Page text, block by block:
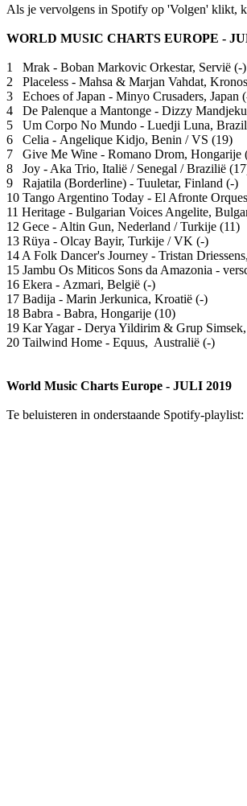
Als je vervolgens in Spotify op 'Volgen' klikt,
WORLD MUSIC CHARTS EUROPE -
1 Mrak - Boban Markovic Orkestar, Servië (-)
2 Placeless - Mahsa & Marjan Vahdat,
3 Echoes of Japan - Minyo Crusaders, Japan
4 De Palenque a Mantonge - Dizzy
5 Um Corpo No Mundo - Luedji Luna,
6 Celia - Angelique Kidjo, Benin / VS (19)
7 Give Me Wine - Romano Drom, Hongarije
8 Joy - Aka Trio, Italië / Senegal / Brazilië
9 Rajatila (Borderline) - Tuuletar, Finland (-)
10 Tango Argentino Today - El Afronte
11 Heritage - Bulgarian Voices Angelite,
12 Gece - Altin Gun, Nederland / Turkije (11)
13 Rüya - Olcay Bayir, Turkije / VK (-)
14 A Folk Dancer's Journey - Tristan
15 Jambu Os Miticos Sons da Amazonia -
16 Ekera - Azmari, België (-)
17 Badija - Marin Jerkunica, Kroatië (-)
18 Babra - Babra, Hongarije (10)
19 Kar Yagar - Derya Yildirim & Grup
20 Tailwind Home - Equus, Australië (-)
World Music Charts Europe - JULI 2019
Te beluisteren in onderstaande Spotify-